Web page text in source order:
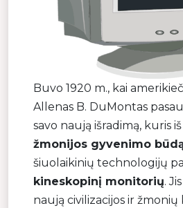
Buvo 1920 m., kai
Allenas B. DuMontas
savo naują išradimą, kuris
žmonijos gyvenimo
šiuolaikinių technologijų
kineskopinį monitorių.
naują civilizacijos ir žmonių